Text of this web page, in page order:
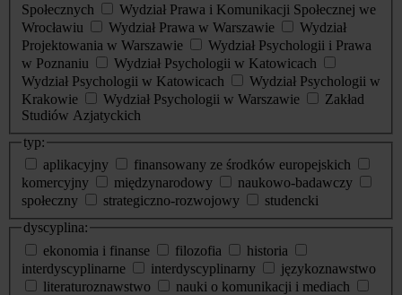
Społecznych
Wydział Prawa i Komunikacji Społecznej we
Wrocławiu
Wydział Prawa w Warszawie
Wydział
Projektowania w Warszawie
Wydział Psychologii i Prawa
w Poznaniu
Wydział Psychologii w Katowicach
Wydział Psychologii w Katowicach
Wydział Psychologii w
Krakowie
Wydział Psychologii w Warszawie
Zakład
Studiów Azjatyckich
typ:
aplikacyjny
finansowany ze środków europejskich
komercyjny
międzynarodowy
naukowo-badawczy
społeczny
strategiczno-rozwojowy
studencki
dyscyplina:
ekonomia i finanse
filozofia
historia
interdyscyplinarne
interdyscyplinarny
językoznawstwo
literaturoznawstwo
nauki o komunikacji i mediach